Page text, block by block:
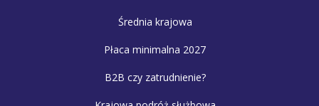
Średnia krajowa
Płaca minimalna 2027
B2B czy zatrudnienie?